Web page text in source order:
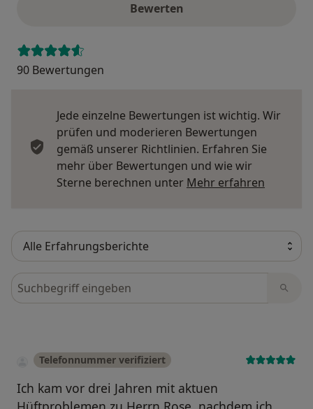
Bewerten
90 Bewertungen
Jede einzelne Bewertungen ist wichtig. Wir
prüfen und moderieren Bewertungen
gemäß unserer Richtlinien. Erfahren Sie
mehr über Bewertungen und wie wir
Sterne berechnen unter Mehr erfahren
Bewertungen durchsuchen
Telefonnummer verifiziert
Ich kam vor drei Jahren mit aktuen